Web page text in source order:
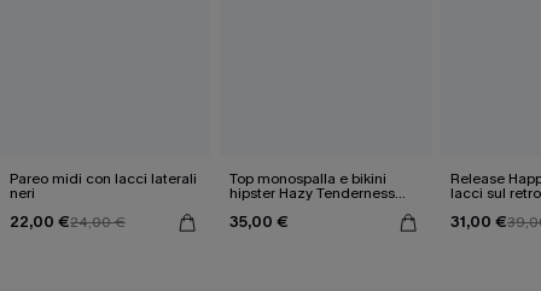
Pareo midi con lacci laterali
neri
22,00 €24,00 €
Top monospalla e bikini
hipster Hazy Tenderness
35,00 €
Release
lacci sul
31,00 €